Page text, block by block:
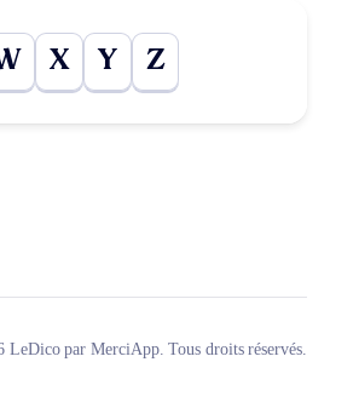
X Y Z
LeDico par MerciApp. Tous droits réservés.